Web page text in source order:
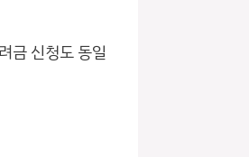
금 신청도 동일